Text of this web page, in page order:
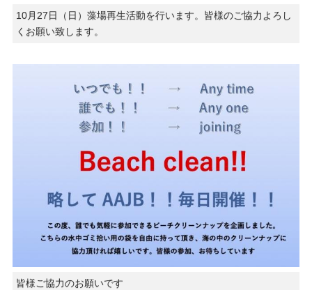
10月27日（日）藻場再生活動を行います。皆様のご協力よろし
くお願い致します。
皆様ご協力のお願いです